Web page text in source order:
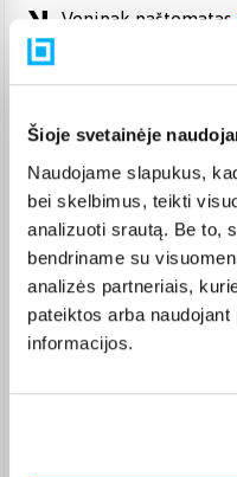
Šioje svetainėje
Naudojame slapukus,
bei skelbimus, teikti
analizuoti srautą. Be to,
bendriname su
analizės partneriais,
pateiktos arba
informacijos.
Venipak paštomatas
Rugpjūtis 19d. - Rugpjūtis
Omniva paštomatas
Pristato ir šeštadienį
Rugpjūtis 19d. - Rugpjūtis
Smartposti
Pristato ir šeštadienį
Rugpjūtis 19d. - Rugpjūtis
DPD kurjeris (3,99 €
Rugpjūtis 19d. - Rugpjūtis